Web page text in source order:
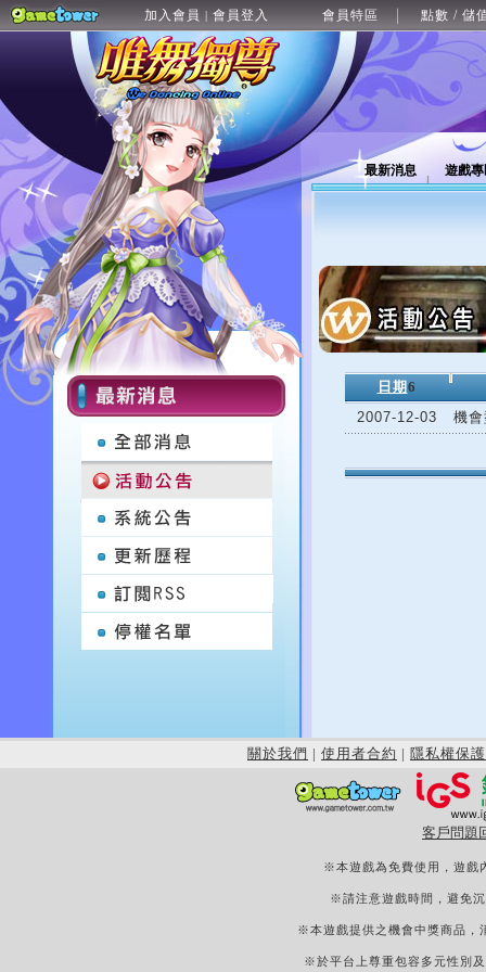
加入會員 | 會員登入 會員特區 點數 / 儲
最新消息 遊戲
日期 6
2007-12-03
機
關於我們 | 使用者合約 | 隱私權保護
客戶問題
※本遊戲為免費使用，遊戲
※請注意遊戲時間，避免
※本遊戲提供之機會中獎商品，
※於平台上尊重包容多元性別